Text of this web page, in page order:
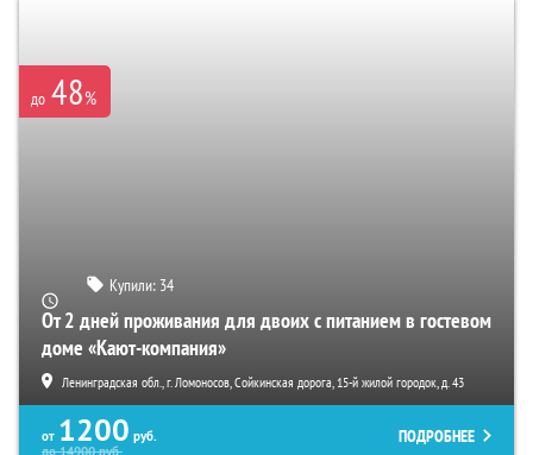
до 48%
Купили: 34
От 2 дней проживания для двоих с питанием в гостевом
доме «Кают-компания»
Ленинградская обл., г. Ломоносов, Сойкинская дорога, 15-й жилой городок, д. 43
от 1200 руб.
до14900руб.
ПОДРОБНЕЕ